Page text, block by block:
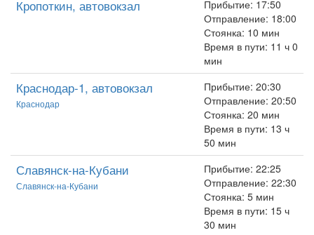
Кропоткин, автовокзал
Прибытие: 17:50
Отправление: 18:00
Стоянка: 10 мин
Время в пути: 11 ч 0
мин
Краснодар-1, автовокзал
Краснодар
Прибытие: 20:30
Отправление: 20:50
Стоянка: 20 мин
Время в пути: 13 ч
50 мин
Славянск-на-Кубани
Славянск-на-Кубани
Прибытие: 22:25
Отправление: 22:30
Стоянка: 5 мин
Время в пути: 15 ч
30 мин